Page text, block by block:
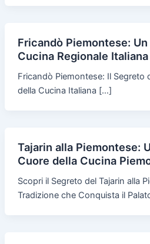
Fricandò Piemontese:
Cucina Regionale Italiana
Fricandò Piemontese: Il Segreto
della Cucina Italiana […]
Tajarin alla Piemontese:
Cuore della Cucina
Scopri il Segreto del Tajarin alla
Tradizione che Conquista il